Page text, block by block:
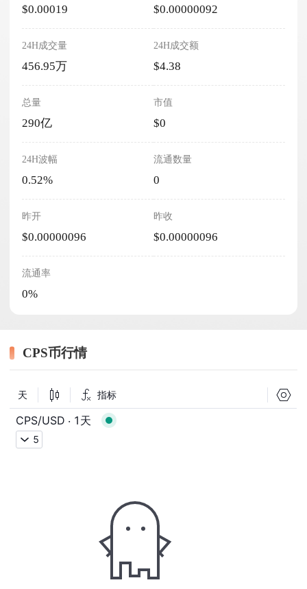
$0.00019 $0.00000092
24H成交量
456.95万
24H成交额
$4.38
总量
290亿
市值
$0
24H波幅
0.52%
流通数量
0
昨开
$0.00000096
昨收
$0.00000096
流通率
0%
CPS币行情